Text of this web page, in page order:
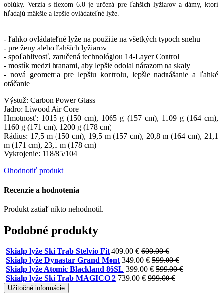
oblúky. Verzia s flexom 6.0 je určená pre ľahších lyžiarov a dámy, ktorí
hľadajú mäkšie a lepšie ovládateľné lyže.
- ľahko ovládateľné lyže na použitie na všetkých typoch snehu
- pre ženy alebo ľahších lyžiarov
- spoľahlivosť, zaručená technológiou 14-Layer Control
- mostík medzi hranami, aby lepšie odolal nárazom na skaly
- nová geometria pre lepšiu kontrolu, lepšie nadnášanie a ľahké
otáčanie
Výstuž: Carbon Power Glass
Jadro: Liwood Air Core
Hmotnosť: 1015 g (150 cm), 1065 g (157 cm), 1109 g (164 cm),
1160 g (171 cm), 1200 g (178 cm)
Rádius: 17,5 m (150 cm), 19,5 m (157 cm), 20,8 m (164 cm), 21,1
m (171 cm), 23,1 m (178 cm)
Vykrojenie: 118/85/104
Ohodnotiť produkt
Recenzie a hodnotenia
Produkt zatiaľ nikto nehodnotil.
Podobné produkty
Skialp lyže Ski Trab Stelvio Fit 409.00 € 600.00 €
Skialp lyže Dynastar Grand Mont 349.00 € 599.00 €
Skialp lyže Atomic Blackland 86SL 399.00 € 599.00 €
Skialp lyže Ski Trab MAGICO 2 739.00 € 999.00 €
Užitočné informácie